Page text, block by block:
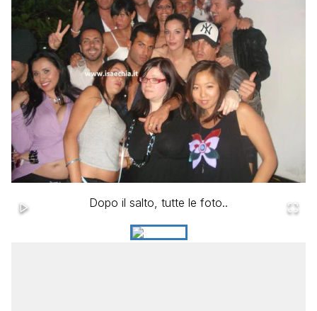
Dopo il salto, tutte le foto..